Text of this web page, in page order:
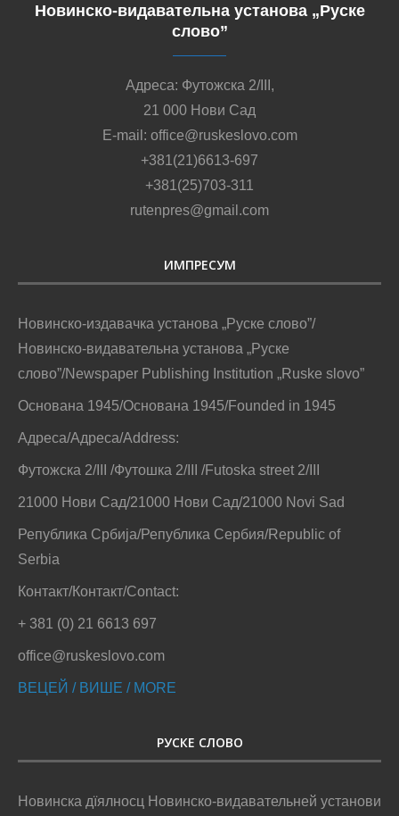
Новинско-видавательна установа „Руске
слово”
Адреса: Футожска 2/III,
21 000 Нови Сад
E-mail: office@ruskeslovo.com
+381(21)6613-697
+381(25)703-311
rutenpres@gmail.com
ИМПРЕСУМ
Новинско-издавачка установа „Руске слово”/
Новинско-видавательна установа „Руске
слово”/Newspaper Publishing Institution „Ruske slovo”
Основана 1945/Основана 1945/Founded in 1945
Адреса/Адреса/Address:
Футожска 2/III /Футошка 2/III /Futoska street 2/III
21000 Нови Сад/21000 Нови Сад/21000 Novi Sad
Република Србија/Република Сербия/Republic of
Serbia
Контакт/Контакт/Contact:
+ 381 (0) 21 6613 697
office@ruskeslovo.com
ВЕЦЕЙ / ВИШЕ / MORE
РУСКЕ СЛОВО
Новинска дїялносц Новинско-видавательней установи